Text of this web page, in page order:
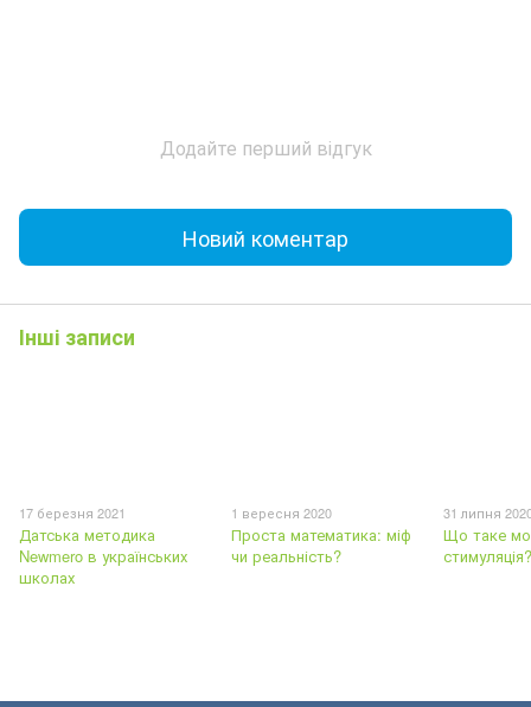
Додайте перший відгук
Новий коментар
Інші записи
17 березня 2021
Датська методика
Newmero в українських
школах
1 вересня 2020
Проста математика: міф
чи реальність?
31 липня
Що таке